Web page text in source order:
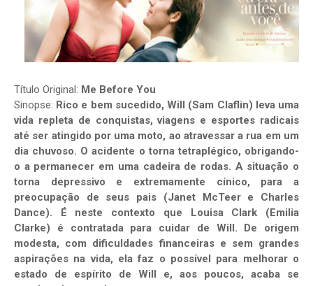
Título Original: Me Before You
Sinopse: Rico e bem sucedido, Will (Sam Claflin) leva uma
vida repleta de conquistas, viagens e esportes radicais
até ser atingido por uma moto, ao atravessar a rua em um
dia chuvoso. O acidente o torna tetraplégico, obrigando-
o a permanecer em uma cadeira de rodas. A situação o
torna depressivo e extremamente cínico, para a
preocupação de seus pais (Janet McTeer e Charles
Dance). É neste contexto que Louisa Clark (Emilia
Clarke) é contratada para cuidar de Will. De origem
modesta, com dificuldades financeiras e sem grandes
aspirações na vida, ela faz o possível para melhorar o
estado de espírito de Will e, aos poucos, acaba se